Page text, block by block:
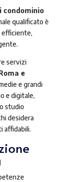
qualificato è
efficiente,
servizi
e
e grandi
e digitale,
studio
desidera
affidabili.